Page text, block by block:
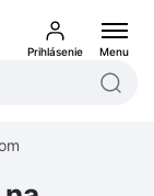
Prihlásenie Menu